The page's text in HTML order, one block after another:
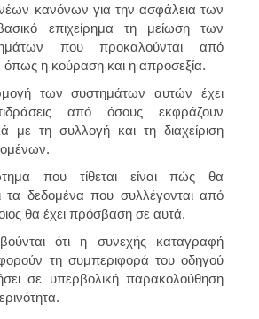
κανόνων για την ασφάλεια των
επιχείρημα τη μείωση των
που προκαλούνται από
η κούραση και η απροσεξία.
των συστημάτων αυτών έχει
από όσους εκφράζουν
με τη συλλογή και τη διαχείριση
που τίθεται είναι πώς θα
τα δεδομένα που συλλέγονται από
θα έχει πρόσβαση σε αυτά.
ότι η συνεχής καταγραφή
τη συμπεριφορά του οδηγού
σε υπερβολική παρακολούθηση